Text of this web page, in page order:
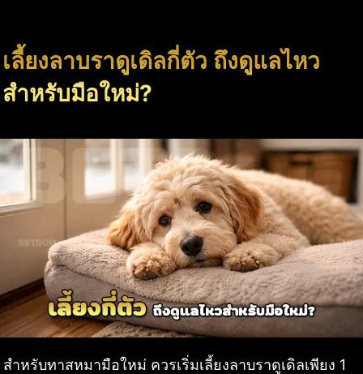
เลี้ยงลาบราดูเดิลกี่ตัว ถึงดูแลไหว
สำหรับมือใหม่?
สำหรับทาสหมามือใหม่ ควรเริ่มเลี้ยงลาบราดูเดิลเพียง 1